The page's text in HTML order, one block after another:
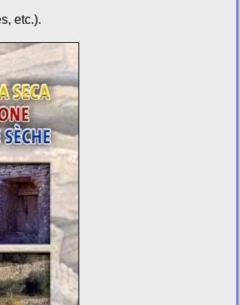
etc.).